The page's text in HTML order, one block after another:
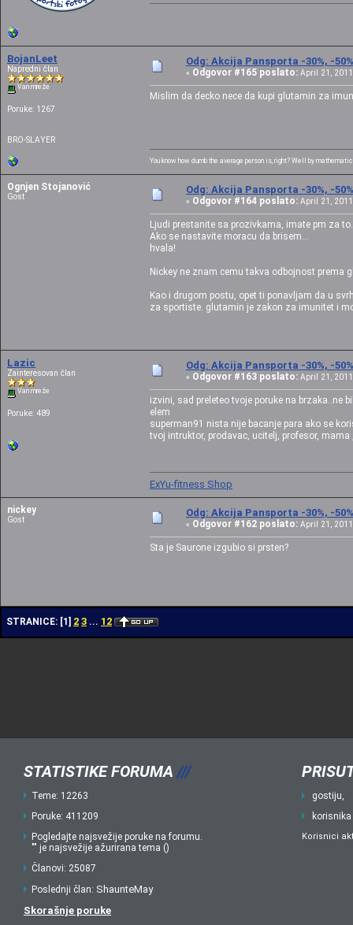
BojanLeet
Napredni član
Van mreže
Poruke: 1267
BRO-SLAYER
Odg: Akcija Pansporta -30%, -50%
« Odgovor #165 poslato: April 21,
Mislim da decko nece da kupi glutamin za
You know how dumb the average person is, right? Well by
Ognjen Stojanović
Gost
Odg: Akcija Pansporta -30%, -50%
« Odgovor #164 poslato: April 21,
Ljudi prestanite sa prozivkama, imate pm za to.
Ako se nastavite moracu da brisem...
hvala!
Nickey ne znam cemu takva odbojnost
Kao i drugom postu, opet ti ponavljam da u
za sportiste. glutamin je zakon za imunitet i
Lazic
Zainteresovan član
Van mreže
Poruke: 489
Odg: Akcija Pansporta -30%, -50%
« Odgovor #163 poslato: April 21,
izvini, sad preleteo tvoje poruke na brzaka..ne
elem
superman91 nista nije bacanje para ako se
tvoj intruktor, prodavac, ucitelj, profesor,
ExYu-fitness Shop
nickey
Gost
Odg: Akcija Pansporta -30%, -50%
« Odgovor #162 poslato: April 21,
Sta je Saurone izgubio si prsten?
STRANICE: [1 ] 2 3 ... 12
STATISTIKE FORUMA ///
Teme: 12263
Poruke: 411209
Pogledajte najsvežije poruke na forumu.
"" je najsvežije ažurirana tema ()
Članovi: 25087
Poslednji član: ShaunteMay
Skorašnje poruke
gostiju,
korisnika
Korisnici